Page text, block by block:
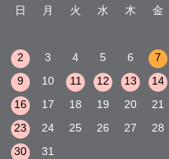
日
月 火 水 木 金
2
3 4 5 6 7
9
10 11 12 13 14
16
17 18 19 20 21
23
24 25 26 27 28
30
31